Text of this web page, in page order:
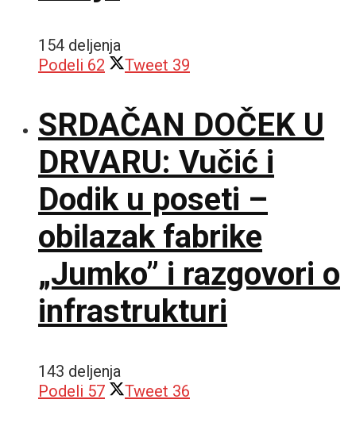
154 deljenja
Podeli 62 Tweet 39
SRDAČAN DOČEK U
DRVARU: Vučić i
Dodik u poseti –
obilazak fabrike
„Jumko” i razgovori o
infrastrukturi
143 deljenja
Podeli 57 Tweet 36